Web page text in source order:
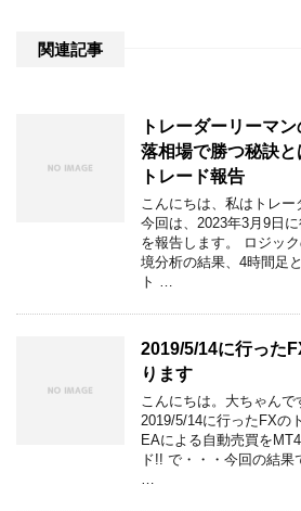
関連記事
トレーダーリーマ
落相場で勝つ秘訣
トレード報告
こんにちは、私はトレー
今回は、2023年3月9日
を報告します。 ロジッ
境分析の結果、4時間足
ト …
2019/5/14に行った
ります
こんにちは。大ちゃんで
2019/5/14に行ったFXの
EAによる自動売買を
ド!! で・・・今回の結
…